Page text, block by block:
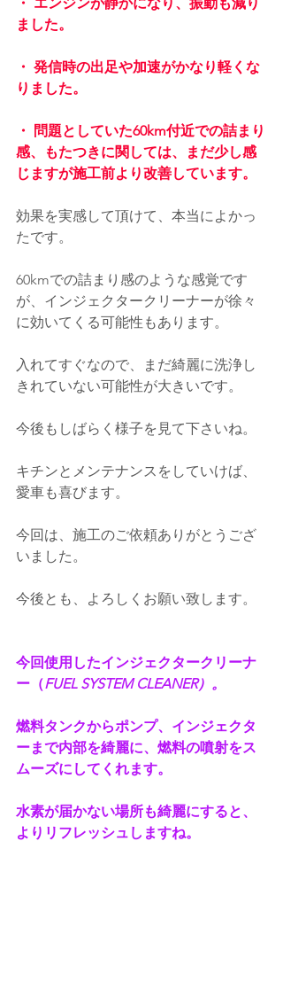
ました。
・ 発信時の出足や加速がかなり軽くな
りました。
・ 問題としていた60km付近での詰まり
感、もたつきに関しては、まだ少し感
じますが施工前より改善しています。
効果を実感して頂けて、本当によかっ
たです。
60kmでの詰まり感のような感覚です
が、インジェクタークリーナーが徐々
に効いてくる可能性もあります。
入れてすぐなので、まだ綺麗に洗浄し
きれていない可能性が大きいです。
今後もしばらく様子を見て下さいね。
キチンとメンテナンスをしていけば、
愛車も喜びます。
今回は、施工のご依頼ありがとうござ
いました。
今後とも、よろしくお願い致します。
今回使用したインジェクタークリーナ
ー（FUEL SYSTEM CLEANER）。
燃料タンクからポンプ、インジェクタ
ーまで内部を綺麗に、燃料の噴射をス
ムーズにしてくれます。
水素が届かない場所も綺麗にすると、
よりリフレッシュしますね。